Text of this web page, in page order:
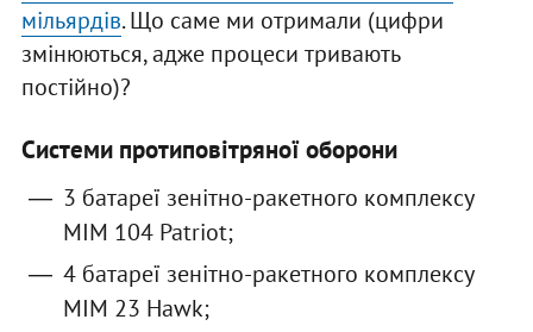
мільярдів. Що саме ми отримали (цифри
змінюються, адже процеси тривають
постійно)?
Системи протиповітряної оборони
3 батареї зенітно-ракетного комплексу
МІМ 104 Patriot;
4 батареї зенітно-ракетного комплексу
МІМ 23 Hаwk;